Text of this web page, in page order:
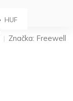
HUF
Značka: Freewell